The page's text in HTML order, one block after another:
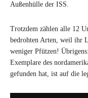
Außenhülle der ISS.
Trotzdem zählen alle 12
bedrohten Arten, weil ihr
weniger Pfützen!
Exemplare des
gefunden hat, ist auf die